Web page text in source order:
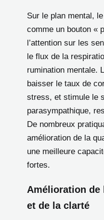
Sur le plan mental,
comme un bouton «
l’attention sur les
le flux de la
rumination mentale.
baisser le taux de
stress, et stimule le
parasympathique,
De nombreux
amélioration de la
une meilleure
fortes.
Amélioration de
et de la clarté